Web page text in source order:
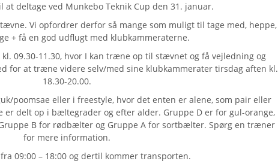
at deltage ved Munkebo Teknik Cup den 31. januar.
Vi opfordrer derfor så mange som muligt til tage med, heppe,
+ få en god udflugt med klubkammeraterne.
09.30-11.30, hvor I kan træne op til stævnet og få vejledning og
for at træne videre selv/med sine klubkammerater tirsdag aften kl.
18.30-20.00.
poomsae eller i freestyle, hvor det enten er alene, som pair eller
er delt op i bæltegrader og efter alder. Gruppe D er for gul-orange,
B for rødbælter og Gruppe A for sortbælter. Spørg en træner
for mere information.
09:00 – 18:00 og dertil kommer transporten.